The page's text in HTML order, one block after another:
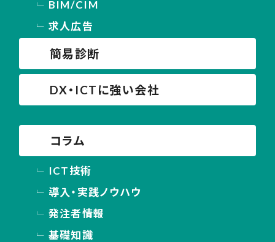
BIM/CIM
求人広告
簡易診断
DX・ICTに強い会社
コラム
ICT技術
導入・実践ノウハウ
発注者情報
基礎知識